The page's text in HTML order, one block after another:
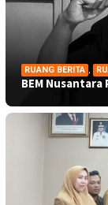
RUANG BERITA ,
BEM